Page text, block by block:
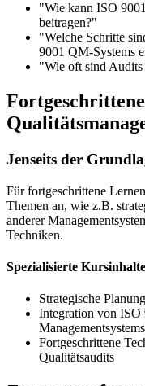
"Wie kann ISO
beitragen?"
"Welche Schritte
9001 QM-Systems
"Wie oft sind
Jenseits der
Für fortgeschrittene
Themen an, wie z.B.
anderer
Techniken.
Spezialisierte Kursinhalte
Strategische
Integration von ISO
Fortgeschrittene
Qualitätsaudits